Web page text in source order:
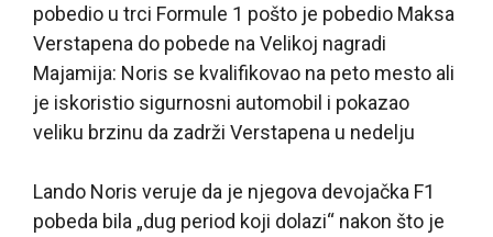
pobedio u trci Formule 1 pošto je pobedio Maksa
Verstapena do pobede na Velikoj nagradi
Majamija: Noris se kvalifikovao na peto mesto ali
je iskoristio sigurnosni automobil i pokazao
veliku brzinu da zadrži Verstapena u nedelju
Lando Noris veruje da je njegova devojačka F1
pobeda bila „dug period koji dolazi“ nakon što je